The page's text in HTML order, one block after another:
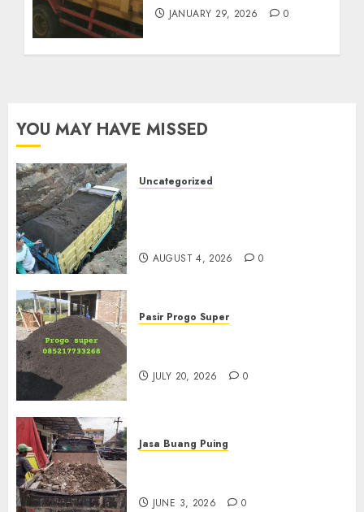
JANUARY 29, 2026 0
YOU MAY HAVE MISSED
Uncategorized
AUGUST 4, 2026 0
Pasir Progo Super
JULY 20, 2026 0
Jasa Buang Puing
JUNE 3, 2026 0